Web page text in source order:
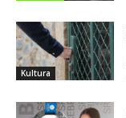
Kultura